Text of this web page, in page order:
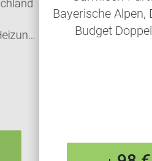
Bayerische Alpen,
Budget